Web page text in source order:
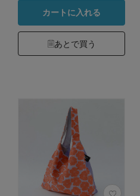
カートに入れる
あとで買う